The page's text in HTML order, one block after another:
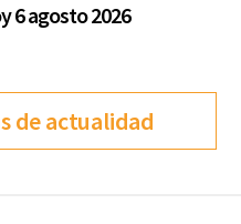
6 agosto 2026
de actualidad